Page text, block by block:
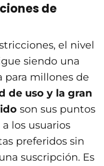
de
el nivel
siendo una
para millones de
de uso y la gran
son sus puntos
los usuarios
preferidos sin
suscripción. Es